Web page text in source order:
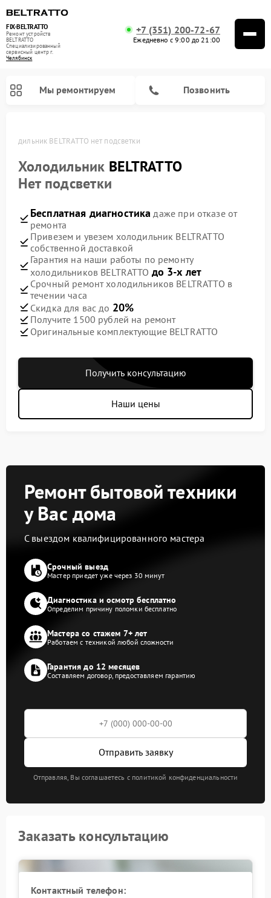
FIX-BELTRATTO
Ремонт устройств
BELTRATTO
Специализированный
cервисный центр г.
Челябинск
+7 (351) 200-72-67
Ежедневно с 9:00 до 21:00
Мы ремонтируем Позвонить
Холодильник BELTRATTO нет подсветки
Холодильник BELTRATTO
Нет подсветки
Бесплатная диагностика даже при отказе от
ремонта
Привезем и увезем холодильник BELTRATTO
собственной доставкой
Гарантия на наши работы по ремонту
холодильников BELTRATTO до 3-х лет
Срочный ремонт холодильников BELTRATTO в
течении часа
Скидка для вас до 20%
Получите 1500 рублей на ремонт
Оригинальные комплектующие BELTRATTO
Получить консультацию
Наши цены
Ремонт бытовой техники
у Вас дома
С выездом квалифицированного мастера
Срочный выезд
Мастер приедет уже через 30 минут
Диагностика и осмотр бесплатно
Определим причину поломки бесплатно
Мастера со стажем 7+ лет
Работаем с техникой любой сложности
Гарантия до 12 месяцев
Составляем договор, предоставляем гарантию
Отправить заявку
Отправляя, Вы соглашаетесь с политикой конфиденциальности
Заказать консультацию
Контактный телефон: